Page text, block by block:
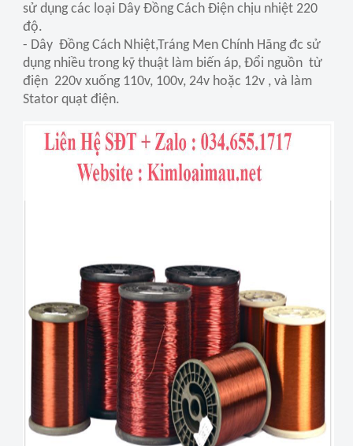
sử dụng các loại Dây Đồng Cách Điện chịu nhiệt 220
độ.
- Dây Đồng Cách Nhiệt,Tráng Men Chính Hãng đc sử
dụng nhiều trong kỹ thuật làm biến áp, Đổi nguồn từ
điện 220v xuống 110v, 100v, 24v hoặc 12v , và làm
Stator quạt điện.